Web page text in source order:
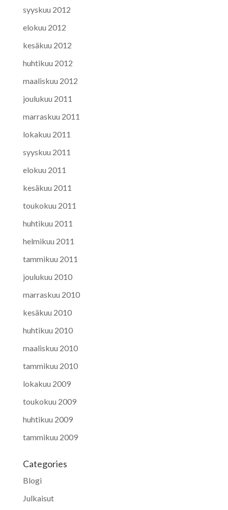
syyskuu 2012
elokuu 2012
kesäkuu 2012
huhtikuu 2012
maaliskuu 2012
joulukuu 2011
marraskuu 2011
lokakuu 2011
syyskuu 2011
elokuu 2011
kesäkuu 2011
toukokuu 2011
huhtikuu 2011
helmikuu 2011
tammikuu 2011
joulukuu 2010
marraskuu 2010
kesäkuu 2010
huhtikuu 2010
maaliskuu 2010
tammikuu 2010
lokakuu 2009
toukokuu 2009
huhtikuu 2009
tammikuu 2009
Categories
Blogi
Julkaisut